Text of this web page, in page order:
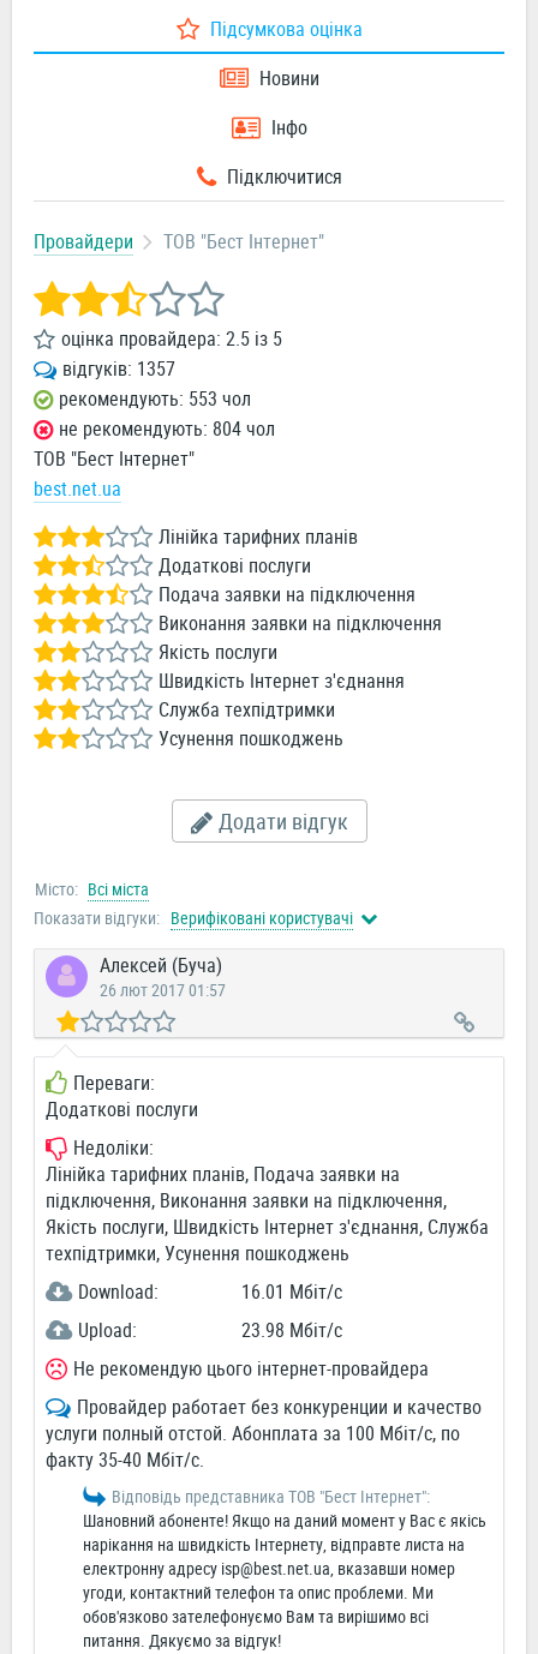
Підсумкова оцінка
Новини
Інфо
Підключитися
Провайдери ТОВ "Бест Інтернет"
оцінка провайдера: 2.5 із 5
відгуків: 1357
рекомендують: 553 чол
не рекомендують: 804 чол
ТОВ "Бест Інтернет"
best.net.ua
Лінійка тарифних планів
Додаткові послуги
Подача заявки на підключення
Виконання заявки на підключення
Якість послуги
Швидкість Інтернет з'єднання
Служба техпідтримки
Усунення пошкоджень
Додати відгук
Місто: Всі міста
Показати відгуки: Верифіковані користувачі
Алексей (Буча)
26 лют 2017 01:57
Переваги:
Додаткові послуги
Недоліки:
Лінійка тарифних планів, Подача заявки на
підключення, Виконання заявки на підключення,
Якість послуги, Швидкість Інтернет з'єднання, Служба
техпідтримки, Усунення пошкоджень
Download:
16.01 Мбіт/c
Upload:
23.98 Мбіт/c
Не рекомендую цього інтернет-провайдера
Провайдер работает без конкуренции и качество
услуги полный отстой. Абонплата за 100 Мбіт/с, по
факту 35-40 Мбіт/с.
Відповідь представника ТОВ "Бест Інтернет":
Шановний абоненте! Якщо на даний момент у Вас є якісь
нарікання на швидкість Інтернету, відправте листа на
електронну адресу isp@best.net.ua, вказавши номер
угоди, контактний телефон та опис проблеми. Ми
обов'язково зателефонуємо Вам та вирішимо всі
питання. Дякуємо за відгук!